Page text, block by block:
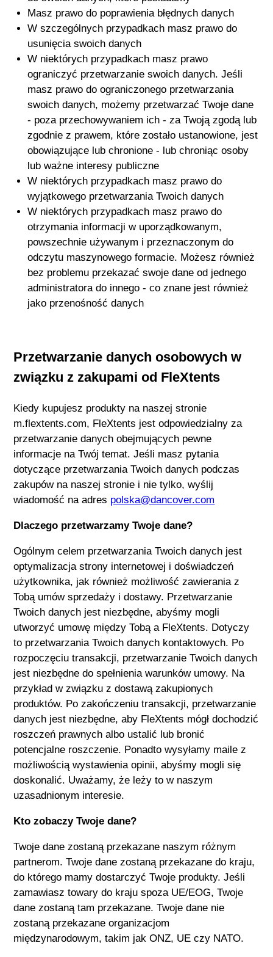
Masz prawo do poprawienia błędnych danych
W szczególnych przypadkach masz prawo do
usunięcia swoich danych
W niektórych przypadkach masz prawo
ograniczyć przetwarzanie swoich danych. Jeśli
masz prawo do ograniczonego przetwarzania
swoich danych, możemy przetwarzać Twoje dane
- poza przechowywaniem ich - za Twoją zgodą lub
zgodnie z prawem, które zostało ustanowione, jest
obowiązujące lub chronione - lub chroniąc osoby
lub ważne interesy publiczne
W niektórych przypadkach masz prawo do
wyjątkowego przetwarzania Twoich danych
W niektórych przypadkach masz prawo do
otrzymania informacji w uporządkowanym,
powszechnie używanym i przeznaczonym do
odczytu maszynowego formacie. Możesz również
bez problemu przekazać swoje dane od jednego
administratora do innego - co znane jest również
jako przenośność danych
Przetwarzanie danych osobowych w
związku z zakupami od FleXtents
Kiedy kupujesz produkty na naszej stronie
m.flextents.com, FleXtents jest odpowiedzialny za
przetwarzanie danych obejmujących pewne
informacje na Twój temat. Jeśli masz pytania
dotyczące przetwarzania Twoich danych podczas
zakupów na naszej stronie i nie tylko, wyślij
wiadomość na adres polska@dancover.com
Dlaczego przetwarzamy Twoje dane?
Ogólnym celem przetwarzania Twoich danych jest
optymalizacja strony internetowej i doświadczeń
użytkownika, jak również możliwość zawierania z
Tobą umów sprzedaży i dostawy. Przetwarzanie
Twoich danych jest niezbędne, abyśmy mogli
utworzyć umowę między Tobą a FleXtents. Dotyczy
to przetwarzania Twoich danych kontaktowych. Po
rozpoczęciu transakcji, przetwarzanie Twoich danych
jest niezbędne do spełnienia warunków umowy. Na
przykład w związku z dostawą zakupionych
produktów. Po zakończeniu transakcji, przetwarzanie
danych jest niezbędne, aby FleXtents mógł dochodzić
roszczeń prawnych albo ustalić lub bronić
potencjalne roszczenie. Ponadto wysyłamy maile z
możliwością wystawienia opinii, abyśmy mogli się
doskonalić. Uważamy, że leży to w naszym
uzasadnionym interesie.
Kto zobaczy Twoje dane?
Twoje dane zostaną przekazane naszym różnym
partnerom. Twoje dane zostaną przekazane do kraju,
do którego mamy dostarczyć Twoje produkty. Jeśli
zamawiasz towary do kraju spoza UE/EOG, Twoje
dane zostaną tam przekazane. Twoje dane nie
zostaną przekazane organizacjom
międzynarodowym, takim jak ONZ, UE czy NATO.